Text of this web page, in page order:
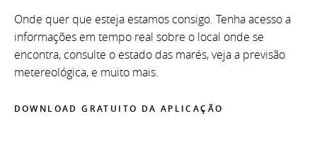
Onde quer que esteja estamos consigo. Tenha acesso a
informações em tempo real sobre o local onde se
encontra, consulte o estado das marés, veja a previsão
metereológica, e muito mais.
DOWNLOAD GRATUITO DA APLICAÇÃO